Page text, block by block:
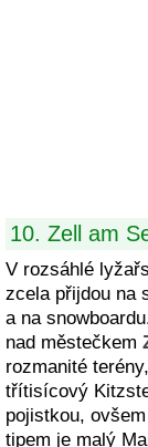
10. Zell am
V rozsáhlé
zcela přijdou na
a na
nad městečkem
rozmanité
třítisícový
pojistkou,
tipem je malý